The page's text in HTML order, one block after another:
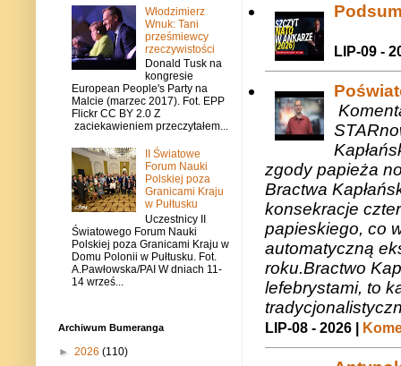
LIP-09 -
zgody papieża
Bractwa
konsekracje
papieskiego, co
automatyczną
roku.Bractwo
lefebrystami, to
LIP-08 - 2026 |
Włodzimierz
Wnuk: Tani
prześmiewcy
rzeczywistości
Donald Tusk na
kongresie
European People's Party na
Malcie (marzec 2017). Fot. EPP
Flickr CC BY 2.0 Z
zaciekawieniem przeczytałem...
II Światowe
Forum Nauki
Polskiej poza
Granicami Kraju
w Pułtusku
Uczestnicy II
Światowego Forum Nauki
Polskiej poza Granicami Kraju w
Domu Polonii w Pułtusku. Fot.
A.Pawłowska/PAI W dniach 11-
14 wrześ...
Archiwum Bumeranga
► 2026 (110)